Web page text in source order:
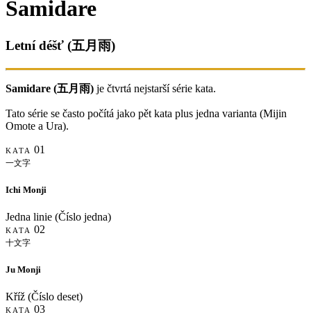
Samidare
Letní déšť (五月雨)
Samidare (五月雨) je čtvrtá nejstarší série kata.
Tato série se často počítá jako pět kata plus jedna varianta (Mijin
Omote a Ura).
KATA 01
一文字
Ichi Monji
Jedna linie (Číslo jedna)
KATA 02
十文字
Ju Monji
Kříž (Číslo deset)
KATA 03